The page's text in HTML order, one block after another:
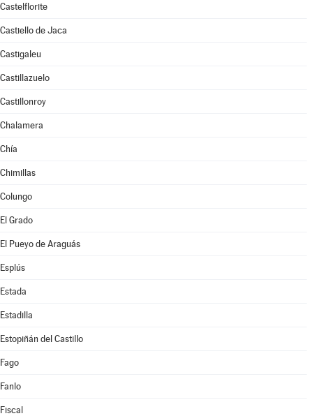
Castelflorite
Castiello de Jaca
Castigaleu
Castillazuelo
Castillonroy
Chalamera
Chía
Chimillas
Colungo
El Grado
El Pueyo de Araguás
Esplús
Estada
Estadilla
Estopiñán del Castillo
Fago
Fanlo
Fiscal